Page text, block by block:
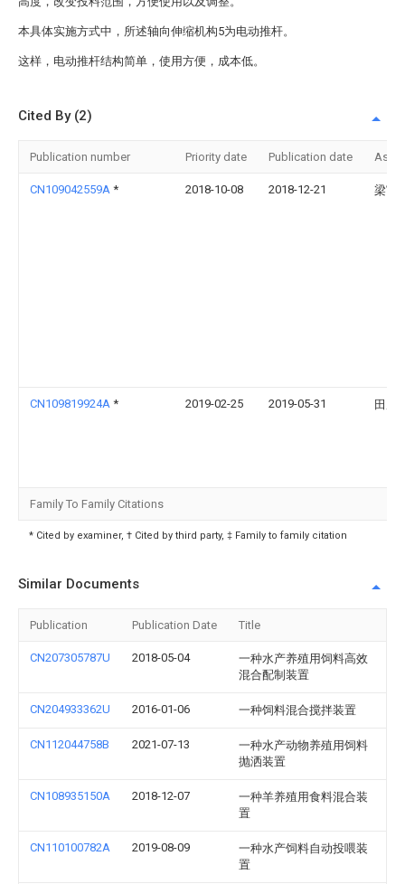
本具体实施方式中，所述轴向伸缩机构5为电动推杆。
这样，电动推杆结构简单，使用方便，成本低。
Cited By (2)
Publication number Priority date Publication date
CN109042559A * 2018-10-08 2018-12-21 梁富
CN109819924A * 2019-02-25 2019-05-31 田腾
Family To Family Citations
* Cited by examiner, † Cited by third party, ‡ Family to family citation
Similar Documents
Publication Publication Date Title
CN207305787U 2018-05-04
一种水产养殖用饲料高效
混合配制装置
CN204933362U 2016-01-06 一种饲料混合搅拌装置
CN112044758B 2021-07-13
一种水产动物养殖用饲料
抛洒装置
CN108935150A 2018-12-07
一种羊养殖用食料混合装
置
CN110100782A 2019-08-09
一种水产饲料自动投喂装
置